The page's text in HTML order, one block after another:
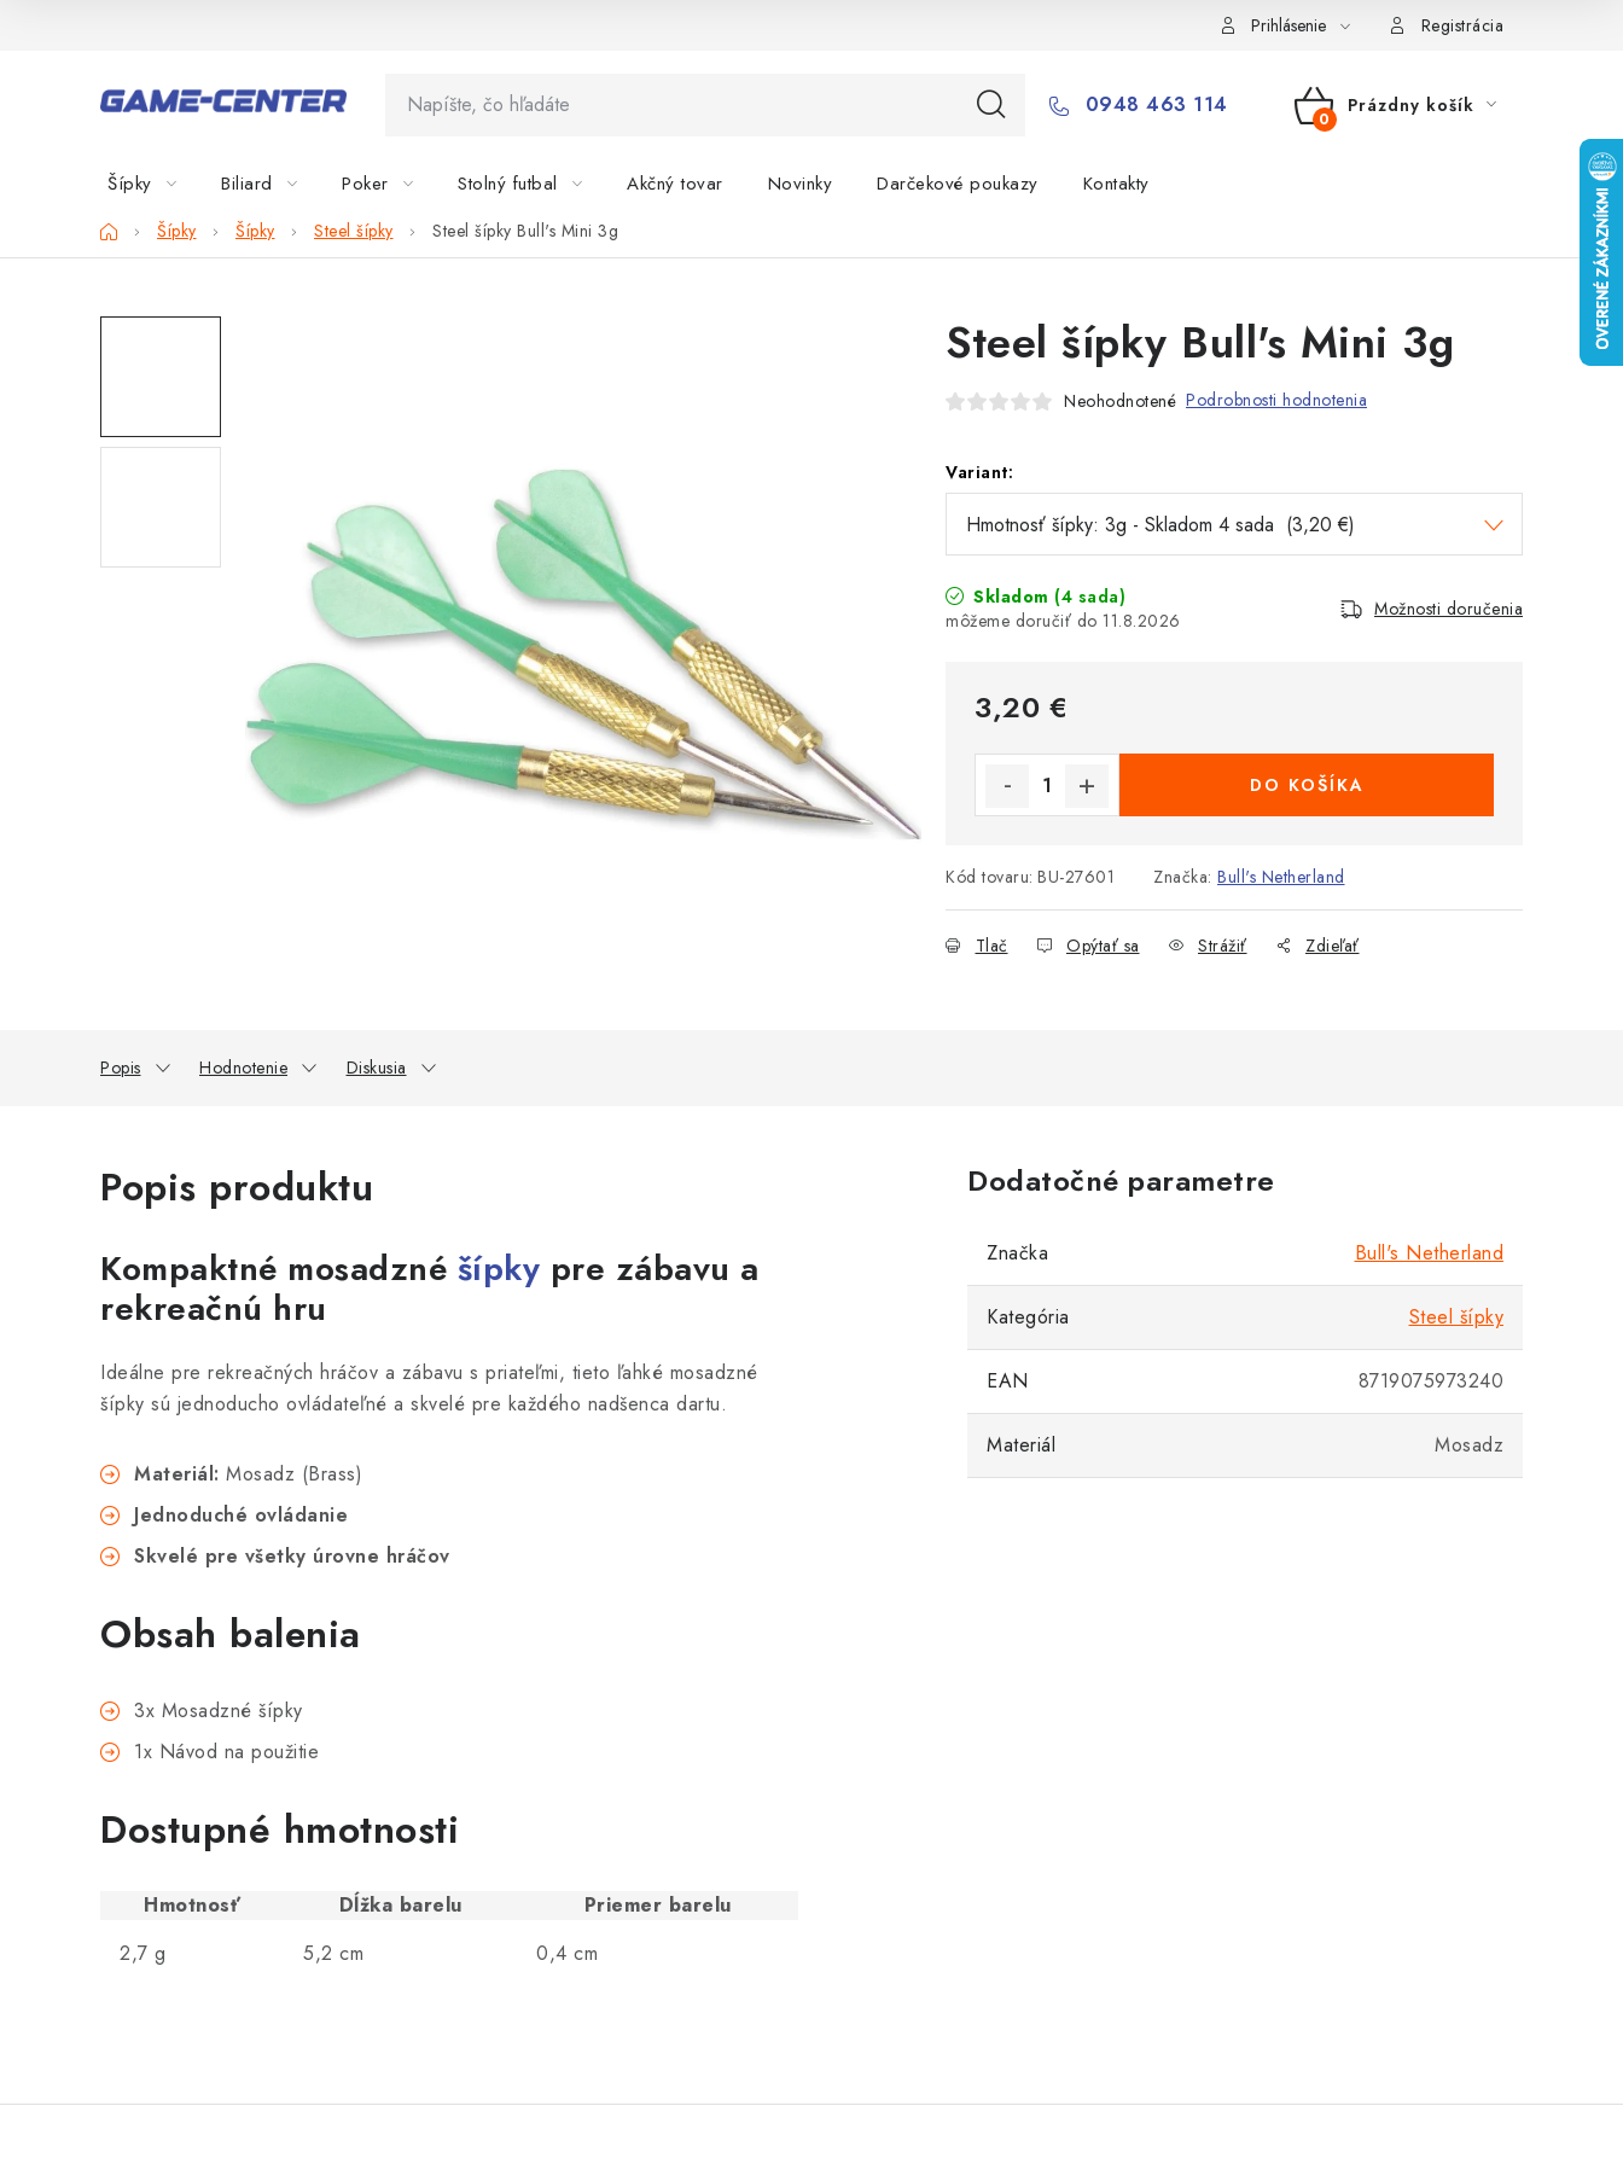
Prihlásenie Registrácia
0948 463 114
NÁKUPNÝ
Prázdny košík
Šípky Biliard Poker Stolný futbal Akčný tovar Novinky Darčekové poukazy Kontakty
DomovŠípky Šípky Steel šípky Steel šípky Bull's Mini 3g
Steel šípky Bull's Mini 3g
Neohodnotené Podrobnosti hodnotenia
Variant:
Skladom (4 sada)
11.8.2026
Možnosti doručenia
3,20 €
DO KOŠÍKA
Kód tovaru: BU-27601 Značka: Bull's Netherland
Tlač Opýtať sa Strážiť Zdieľať
Popis Hodnotenie Diskusia
Popis produktu
Kompaktné mosadzné šípky pre zábavu a
rekreačnú hru
Ideálne pre rekreačných hráčov a zábavu s priateľmi, tieto ľahké mosadzné
šípky sú jednoducho ovládateľné a skvelé pre každého nadšenca dartu.
Materiál: Mosadz (Brass)
Jednoduché ovládanie
Skvelé pre všetky úrovne hráčov
Obsah balenia
3x Mosadzné šípky
1x Návod na použitie
Dostupné hmotnosti
Hmotnosť Dĺžka barelu
Priemer barelu
2,7 g
5,2 cm 0,4 cm
Dodatočné parametre
Značka Bull's Netherland
Kategória Steel šípky
EAN 8719075973240
Materiál Mosadz